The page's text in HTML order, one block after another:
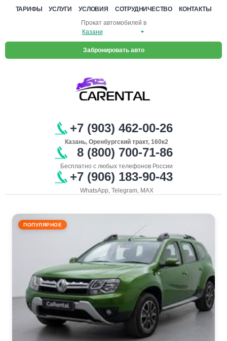
ТАРИФЫ УСЛУГИ УСЛОВИЯ СОТРУДНИЧЕСТВО
КОНТАКТЫ
Прокат автомобилей в
Забронировать авто
+7 (903) 462-00-26
Казань, Оренбургский тракт, 160к2
8 (800) 700-71-86
Бесплатно с любых телефонов России
+7 (906) 183-90-43
WhatsApp, Telegram, MAX
ПОПУЛЯРНОЕ